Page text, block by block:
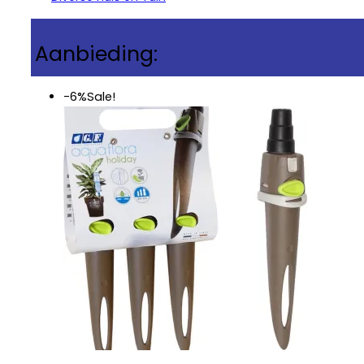
Aanbieding:
-6%Sale!